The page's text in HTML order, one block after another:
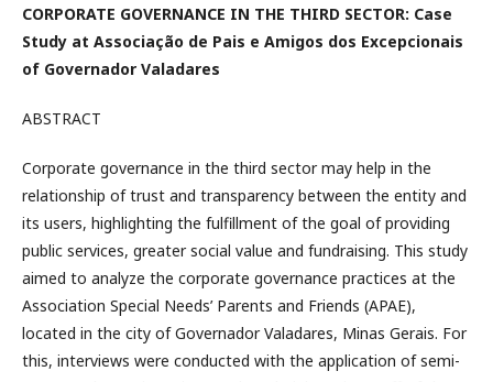
CORPORATE GOVERNANCE IN THE THIRD SECTOR: Case
Study at Associação de Pais e Amigos dos Excepcionais
of Governador Valadares
ABSTRACT
Corporate governance in the third sector may help in the
relationship of trust and transparency between the entity and
its users, highlighting the fulfillment of the goal of providing
public services, greater social value and fundraising. This study
aimed to analyze the corporate governance practices at the
Association Special Needs’ Parents and Friends (APAE),
located in the city of Governador Valadares, Minas Gerais. For
this, interviews were conducted with the application of semi-